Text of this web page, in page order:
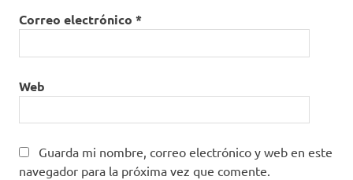
Correo electrónico *
Web
Guarda mi nombre, correo electrónico y web en este
navegador para la próxima vez que comente.